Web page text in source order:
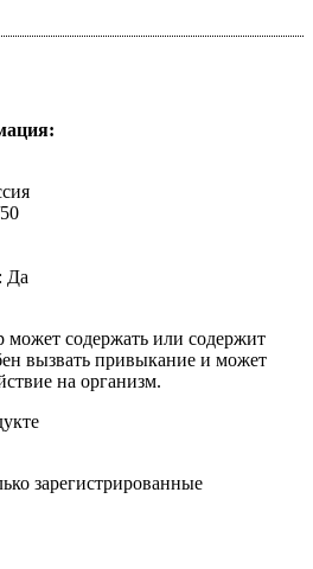
Да
может содержать или содержит
вызвать привыкание и может
на организм.
зарегистрированные